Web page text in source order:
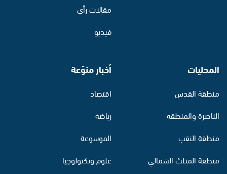
مقالات رأي
فيديو
المحليات
منطقة القدس
الناصرة والمنطقة
منطقة النقب
منطقة المثلث الشمالي
أخبار منوّعة
اقتصاد
رياضة
الموسوعة
علوم وتكنولوجيا